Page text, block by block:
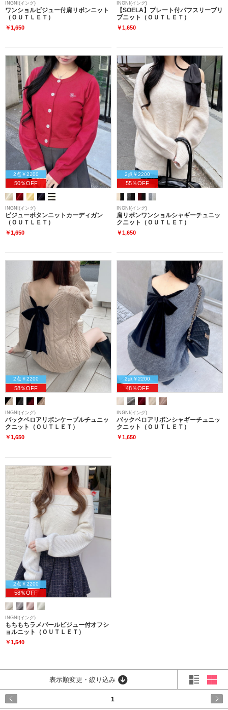
INGNI(イング)
ワンショルビジュー付肩リボンニット
（ＯＵＴＬＥＴ）
￥1,650
INGNI(イング)
【SOELA】プレート付パフスリーブリ
ブニット（ＯＵＴＬＥＴ）
￥1,650
2点￥2200
50％OFF
INGNI(イング)
ビジューボタンニットカーディガン
（ＯＵＴＬＥＴ）
￥1,650
2点￥2200
55％OFF
INGNI(イング)
肩リボンワンショルシャギーチュニッ
クニット（ＯＵＴＬＥＴ）
￥1,650
2点￥2200
58％OFF
INGNI(イング)
バックベロアリボンケーブルチュニッ
クニット（ＯＵＴＬＥＴ）
￥1,650
2点￥2200
48％OFF
INGNI(イング)
バックベロアリボンシャギーチュニッ
クニット（ＯＵＴＬＥＴ）
￥1,650
2点￥2200
58％OFF
INGNI(イング)
もちもちラメパールビジュー付オフシ
ョルニット（ＯＵＴＬＥＴ）
￥1,540
表示順変更・絞り込み
1